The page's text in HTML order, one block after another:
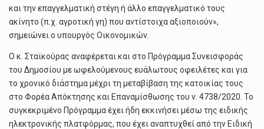
και την επαγγελματική στέγη ή άλλο επαγγελματικό τους
ακίνητο (π.χ. αγροτική γη) που αντίστοιχα αξιοποιούν»,
σημειώνει ο υπουργός Οικονομικών.
Ο κ. Σταϊκούρας αναφέρεται και στο Πρόγραμμα Συνεισφοράς
του Δημοσίου με ωφελούμενους ευάλωτους οφειλέτες και για
το χρονικό διάστημα μέχρι τη μεταβίβαση της κατοικίας τους
στο Φορέα Απόκτησης και Επαναμίσθωσης του ν. 4738/2020. Το
συγκεκριμένο Πρόγραμμα έχει ήδη εκκινήσει μέσω της ειδικής
ηλεκτρονικής πλατφόρμας, που έχει αναπτυχθεί από την Ειδική